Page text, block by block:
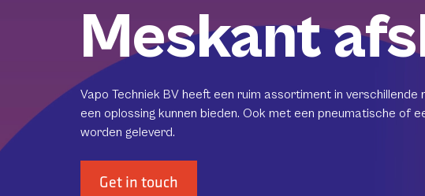
Meskant
Vapo Techniek BV heeft een ruim assortiment in
een oplossing kunnen bieden. Ook met een pneumatische of
worden geleverd.
Get in touch